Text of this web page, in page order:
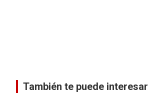
También te puede interesar